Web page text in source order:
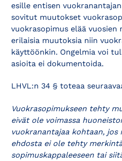
esille entisen
sovitut muutokset
vuokrasopimus elää vuosien
erilaisia muutoksia niin
käyttöönkin. Ongelmia voi
asioita ei dokumentoida.
LHVL:n 34 § toteaa
Vuokrasopimukseen tehty
eivät ole voimassa
vuokranantajaa kohtaan, jos
ehdosta ei ole tehty
sopimuskappaleeseen tai